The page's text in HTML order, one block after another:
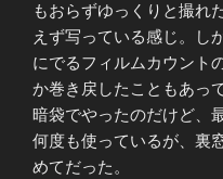
もおらずゆっくりと撮れ
えず写っている感じ。し
にでるフィルムカウント
か巻き戻したこともあっ
暗袋でやったのだけど、
何度も使っているが、裏
めてだった。